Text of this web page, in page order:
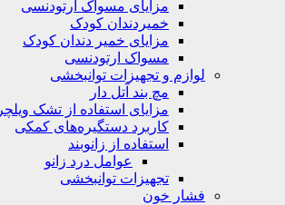
مزایای مسواک ارتودنسی
خمیردندان کودک
مزایای خمیر دندان کودک
مسواک ارتودنسی
لوازم و تجهیزات توانبخشی
مچ بند آتل دار
مزایای استفاده از تشک ویلچر
کاربرد دستگیره‌های کمکی
استفاده از زانوبند
عوامل درد زانو
تجهیزات توانبخشی
فشار خون